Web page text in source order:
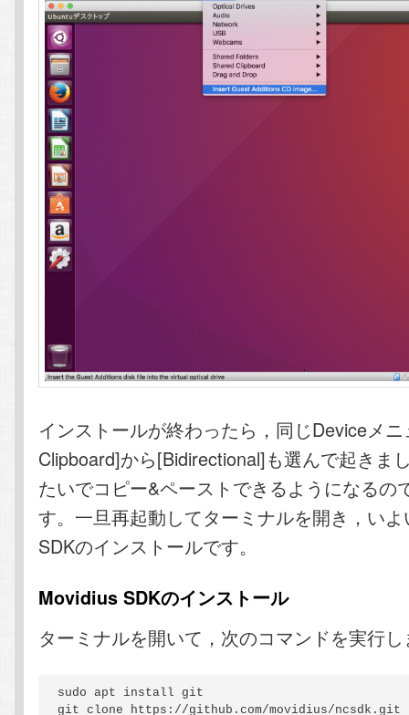
インストールが終わったら，同じDeviceメ
Clipboard]から[Bidirectional]も選んで起きま
たいでコピー&ペーストできるようになるの
す。一旦再起動してターミナルを開き，い
SDKのインストールです。
Movidius SDKのインストール
ターミナルを開いて，次のコマンドを実行
sudo apt install git
git clone https://github.com/movidius/ncsdk.git